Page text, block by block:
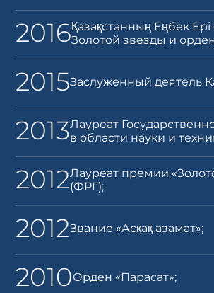
2016Қазақстанның Еңбек
Золотой звезды и
2015Заслуженный деятель
2013Лауреат
в области науки и
2012Лауреат премии
(ФРГ);
2012Звание «Асқақ азамат»;
2010Орден «Парасат»;